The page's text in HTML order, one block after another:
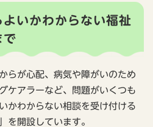
いかわからない福祉
で
らが心配、病気や障がいのため
ケアラーなど、問題がいくつも
かわからない相談を受け付ける
を開設しています。